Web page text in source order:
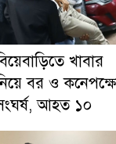
খাবার
বর ও
আহত ১০